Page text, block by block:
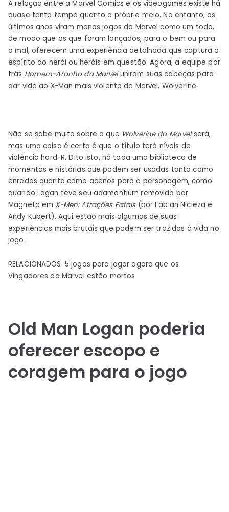
da
Dark
Stories
Insomniac
deve
se
adaptar
A relação entre a Marvel Comics e os videogames existe há
quase tanto tempo quanto o próprio meio. No entanto, os
últimos anos viram menos jogos da Marvel como um todo,
de modo que os que foram lançados, para o bem ou para
o mal, oferecem uma experiência detalhada que captura o
espírito do herói ou heróis em questão. Agora, a equipe por
trás Homem-Aranha da Marveluniram suas cabeças para
dar vida ao X-Man mais violento da Marvel, Wolverine.
Não se sabe muito sobre o que Wolverine da Marvelserá,
mas uma coisa é certa é que o título terá níveis de
violência hard-R. Dito isto, há toda uma biblioteca de
momentos e histórias que podem ser usadas tanto como
enredos quanto como acenos para o personagem, como
quando Logan teve seu adamantium removido por
Magneto em X-Men: Atrações Fatais(por Fabian Nicieza e
Andy Kubert). Aqui estão mais algumas de suas
experiências mais brutais que podem ser trazidas à vida no
jogo.
RELACIONADOS: 5 jogos para jogar agora que os
Vingadores da Marvel estão mortos
Old Man Logan poderia
oferecer escopo e
coragem para o jogo